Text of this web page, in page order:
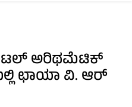
ಅರಿಥಮೆಟಿಕ್
ಛಾಯಾ ವಿ. ಆರ್‌